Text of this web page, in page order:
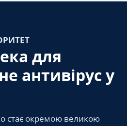
для
антивірус у
стає окремою великою